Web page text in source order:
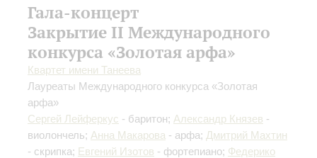
Гала-концерт
Закрытие II Международного
конкурса «Золотая арфа»
Квартет имени Танеева
Лауреаты Международного конкурса «Золотая
арфа»
Сергей Лейферкус - баритон; Александр Князев -
виолончель; Анна Макарова - арфа; Дмитрий Махтин
- скрипка; Евгений Изотов - фортепиано; Федерико